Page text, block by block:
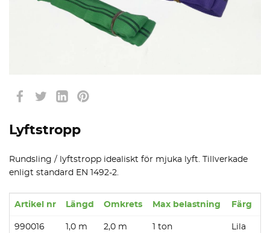
Lyftstropp
Rundsling / lyftstropp idealiskt för mjuka lyft. Tillverkade
enligt standard EN 1492-2.
Artikel nr Längd Omkrets Max belastning Färg
990016 1,0 m 2,0 m 1 ton Lila